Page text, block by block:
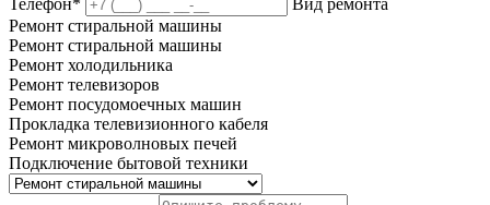
Телефон*
Вид ремонта
Ремонт стиральной машины
Ремонт стиральной машины
Ремонт холодильника
Ремонт телевизоров
Ремонт посудомоечных машин
Прокладка телевизионного кабеля
Ремонт микроволновых печей
Подключение бытовой техники